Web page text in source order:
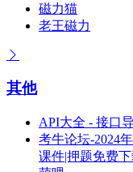
磁力猫
老王磁力
其他
API大全 - 接口
考牛论坛-2024
课件|押题免费